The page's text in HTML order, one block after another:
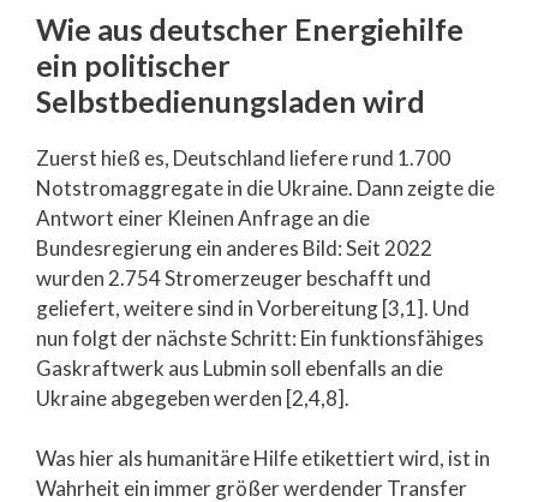
Wie aus deutscher Energiehilfe
ein politischer
Selbstbedienungsladen wird
Zuerst hieß es, Deutschland liefere rund 1.700
Notstromaggregate in die Ukraine. Dann zeigte die
Antwort einer Kleinen Anfrage an die
Bundesregierung ein anderes Bild: Seit 2022
wurden 2.754 Stromerzeuger beschafft und
geliefert, weitere sind in Vorbereitung [3,1]. Und
nun folgt der nächste Schritt: Ein funktionsfähiges
Gaskraftwerk aus Lubmin soll ebenfalls an die
Ukraine abgegeben werden [2,4,8].
Was hier als humanitäre Hilfe etikettiert wird, ist in
Wahrheit ein immer größer werdender Transfer